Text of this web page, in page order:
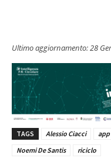
Ultimo aggiornamento:28
TAGS Alessio Ciacci app
Noemi De Santis
riciclo